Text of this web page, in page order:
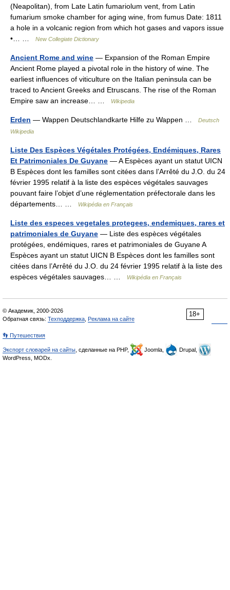
(Neapolitan), from Late Latin fumariolum vent, from Latin
fumarium smoke chamber for aging wine, from fumus Date: 1811
a hole in a volcanic region from which hot gases and vapors issue
•… …
New Collegiate Dictionary
Ancient Rome and wine — Expansion of the Roman Empire
Ancient Rome played a pivotal role in the history of wine. The
earliest influences of viticulture on the Italian peninsula can be
traced to Ancient Greeks and Etruscans. The rise of the Roman
Empire saw an increase… …
Wikipedia
Erden — Wappen Deutschlandkarte Hilfe zu Wappen …
Deutsch
Wikipedia
Liste Des Espèces Végétales Protégées, Endémiques, Rares
Et Patrimoniales De Guyane — A Espèces ayant un statut UICN
B Espèces dont les familles sont citées dans l’Arrêté du J.O. du 24
février 1995 relatif à la liste des espèces végétales sauvages
pouvant faire l’objet d’une réglementation préfectorale dans les
départements… …
Wikipédia en Français
Liste des especes vegetales protegees, endemiques, rares et
patrimoniales de Guyane — Liste des espèces végétales
protégées, endémiques, rares et patrimoniales de Guyane A
Espèces ayant un statut UICN B Espèces dont les familles sont
citées dans l’Arrêté du J.O. du 24 février 1995 relatif à la liste des
espèces végétales sauvages… …
Wikipédia en Français
18+
© Академик, 2000-2026
Обратная связь: Техподдержка Реклама на сайте
👣 Путешествия
Экспорт словарей на сайты , сделанные на PHP, Joomla,
Drupal,
WordPress, MODx.